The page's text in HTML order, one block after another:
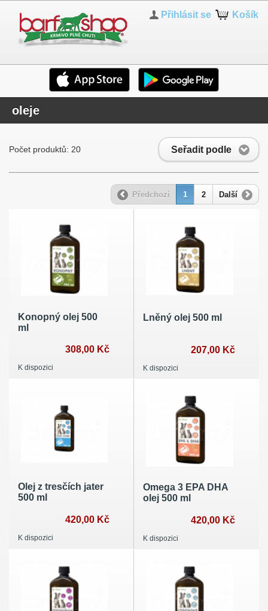
Košík
Přihlásit se
oleje
Seřadit podle
Počet produktů: 20
Předchozí 1 2 Další
Konopný olej 500
ml
308,00 Kč
K dispozici
Lněný olej 500 ml
207,00 Kč
K dispozici
Olej z tresčích jater
500 ml
420,00 Kč
K dispozici
Omega 3 EPA DHA
olej 500 ml
420,00 Kč
K dispozici